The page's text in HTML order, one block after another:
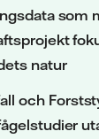
som
natur
och